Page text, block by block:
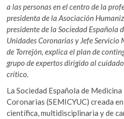
a las personas en el centro de la
presidenta de la Asociación
presidente de la Sociedad Española
Unidades Coronarias y Jefe
de Torrejón, explica el plan de
grupo de expertos dirigido al
crítico.
La Sociedad Española de
Coronarias (SEMICYUC) creada
científica, multidisciplinaria y de